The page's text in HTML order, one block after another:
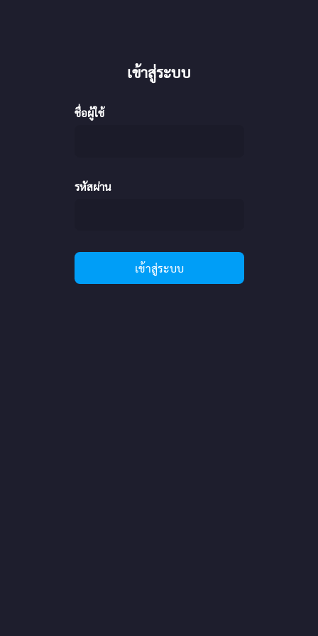
เข้าสู่ระบบ
ชื่อผู้ใช้
รหัสผ่าน
เข้าสู่ระบบ